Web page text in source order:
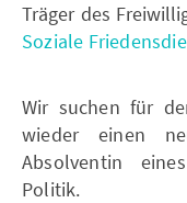
Träger des
Soziale
Wir suchen für
wieder einen
Absolventin
Politik.